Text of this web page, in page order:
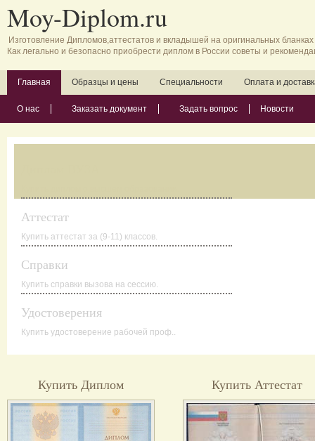
Moy-Diplom.ru
Изготовление Дипломов,аттестатов и вкладышей на оригинальных
Как легально и безопасно приобрести диплом в России советы и
Главная
О нас Заказать документ Задать вопрос Новости
Образцы и цены Специальности Оплата и
Аттестат
Купить аттестат за (9-11) классов.
Справки
Купить справки вызова на сессию.
Удостоверения
Купить удостоверение рабочей проф..
Купить Диплом Купить Аттестат